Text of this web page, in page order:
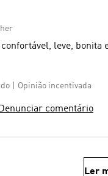
leve, bonita
Opinião incentivada
Denunciar comentário
Ler